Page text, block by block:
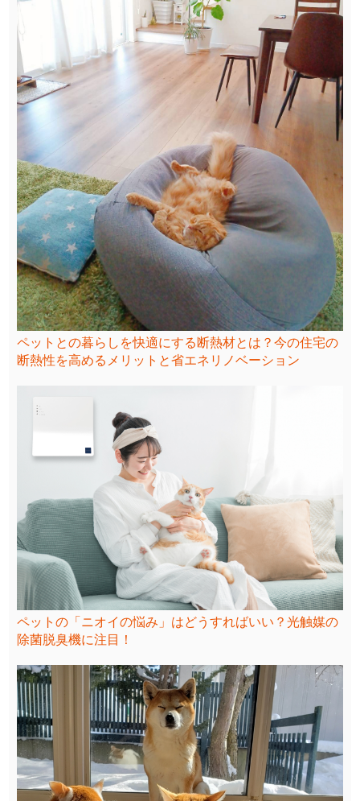
ペットとの暮らしを快適にする断熱材とは？今の住宅の
断熱性を高めるメリットと省エネリノベーション
ペットの「ニオイの悩み」はどうすればいい？光触媒の
除菌脱臭機に注目！